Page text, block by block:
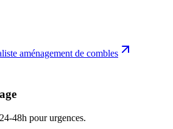
aménagement de combles
48h pour urgences.